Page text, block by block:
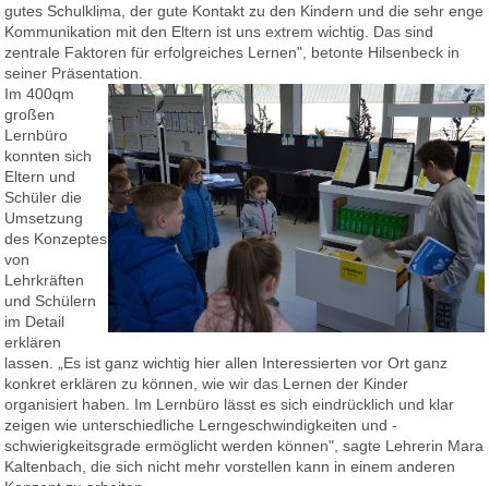
gutes Schulklima, der gute Kontakt zu den Kindern und die sehr enge
Kommunikation mit den Eltern ist uns extrem wichtig. Das sind
zentrale Faktoren für erfolgreiches Lernen", betonte Hilsenbeck in
seiner Präsentation.
Im 400qm
großen
Lernbüro
konnten sich
Eltern und
Schüler die
Umsetzung
des Konzeptes
von
Lehrkräften
und Schülern
im Detail
erklären
lassen. „Es ist ganz wichtig hier allen Interessierten vor Ort ganz
konkret erklären zu können, wie wir das Lernen der Kinder
organisiert haben. Im Lernbüro lässt es sich eindrücklich und klar
zeigen wie unterschiedliche Lerngeschwindigkeiten und -
schwierigkeitsgrade ermöglicht werden können", sagte Lehrerin Mara
Kaltenbach, die sich nicht mehr vorstellen kann in einem anderen